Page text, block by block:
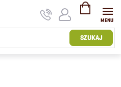
SZUKAJ
KOSZYK